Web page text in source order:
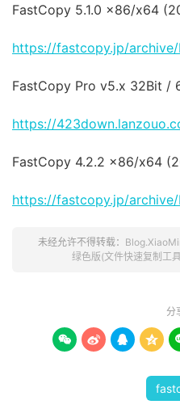
FastCopy 5.1.0 x86/x64
https://fastcopy.jp/archive/
FastCopy Pro v5.x 32Bit /
https://
FastCopy 4.2.2 x86/x64
https://fastcopy.jp/archive/
未经允许不得转载：
绿色版(文件快速复制工
分
   